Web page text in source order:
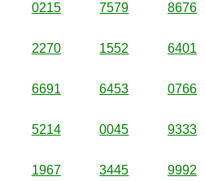
0215 7579 8676
2270 1552 6401
6691 6453 0766
5214 0045 9333
1967 3445 9992